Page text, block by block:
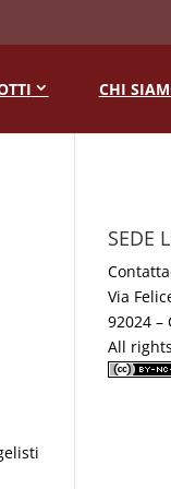
CHI
SEDE
Via
92024 –
All